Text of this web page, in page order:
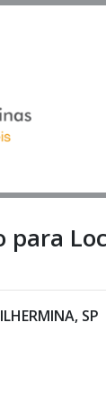
SP